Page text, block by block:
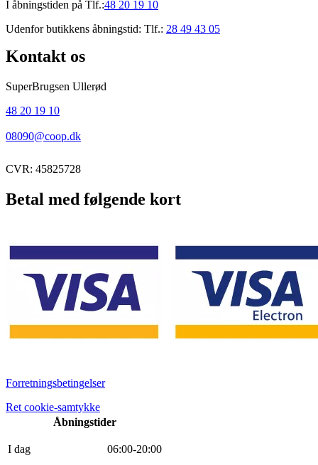
I åbningstiden på Tlf.:48 20 19 10
Udenfor butikkens åbningstid: Tlf.: 28 49 43 05
Kontakt os
SuperBrugsen Ullerød
48 20 19 10
08090@coop.dk
CVR: 45825728
Betal med følgende kort
Forretningsbetingelser
Ret cookie-samtykke
Åbningstider
I dag 06:00-20:00